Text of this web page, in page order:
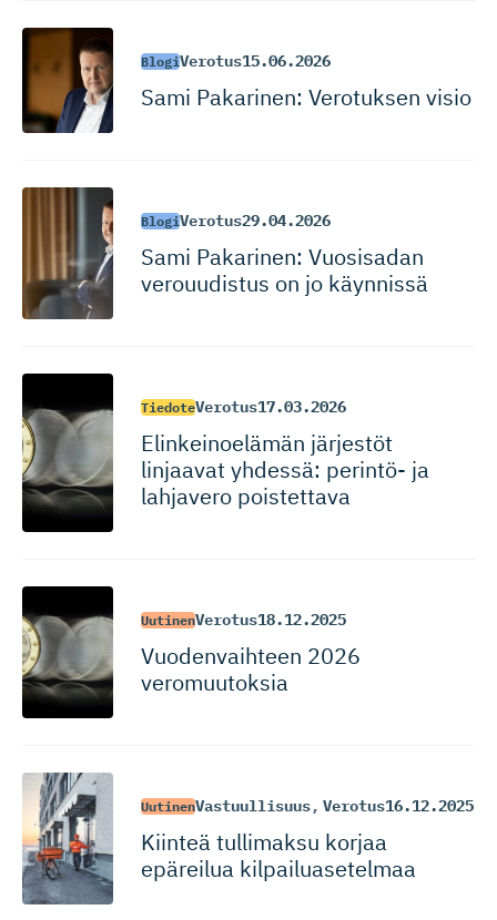
BlogiVerotus15.06.2026
Sami Pakarinen: Verotuksen visio
BlogiVerotus29.04.2026
Sami Pakarinen: Vuosisadan
verouudistus on jo käynnissä
TiedoteVerotus17.03.2026
Elinkeinoelämän järjestöt
linjaavat yhdessä: perintö- ja
lahjavero poistettava
UutinenVerotus18.12.2025
Vuodenvaihteen 2026
veromuutoksia
UutinenVastuullisuus, Verotus16.12.2025
Kiinteä tullimaksu korjaa
epäreilua kilpailua­setelmaa